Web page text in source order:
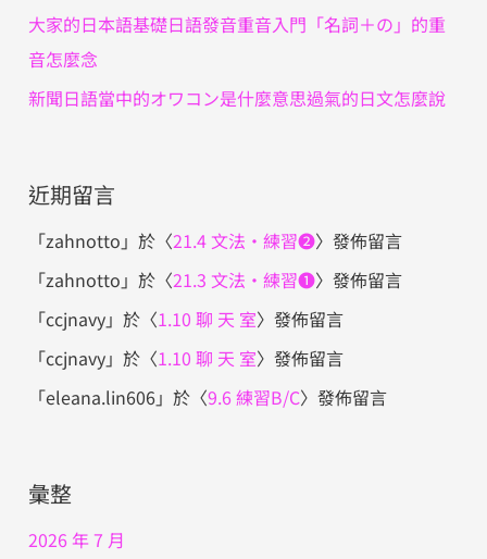
大家的日本語基礎日語發音重音入門「名詞＋の」的重
音怎麼念
新聞日語當中的オワコン是什麼意思過氣的日文怎麼說
近期留言
「zahnotto 」於〈21.4 文法・練習❷〉發佈留言
「zahnotto 」於〈21.3 文法・練習❶〉發佈留言
「ccjnavy」於〈1.10 聊 天 室〉發佈留言
「ccjnavy」於〈1.10 聊 天 室〉發佈留言
「eleana.lin606」於〈9.6 練習B/C〉發佈留言
彙整
2026 年 7 月